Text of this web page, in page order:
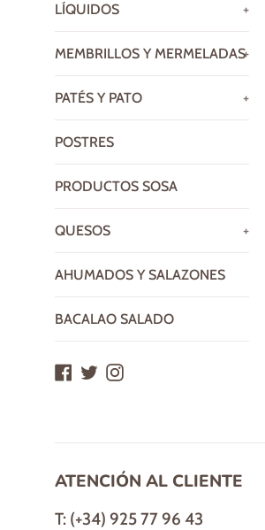
LÍQUIDOS +
MEMBRILLOS Y MERMELADAS+
PATÉS Y PATO +
POSTRES
PRODUCTOS SOSA
QUESOS +
AHUMADOS Y SALAZONES
BACALAO SALADO
Facebook
TwitterInstagram
ATENCIÓN AL CLIENTE
T: (+34) 925 77 96 43